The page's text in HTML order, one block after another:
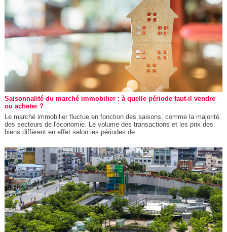
Saisonnalité du marché immobilier : à quelle période faut-il vendre
ou acheter ?
Le marché immobilier fluctue en fonction des saisons, comme la majorité
des secteurs de l'économie. Le volume des transactions et les prix des
biens diffèrent en effet selon les périodes de...